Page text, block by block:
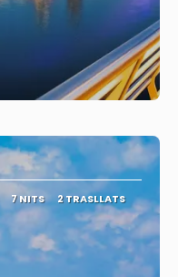
7 NITS 2 TRASLLATS